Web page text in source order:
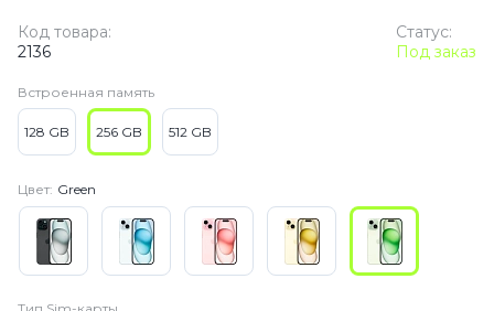
Статус:
Под заказ
Код товара:
2136
Встроенная память
128 GB 256 GB 512 GB
Цвет: Green